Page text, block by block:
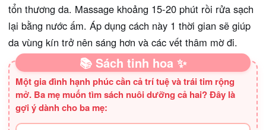
tổn thương da. Massage khoảng 15-20 phút rồi rửa sạch
lại bằng nước ấm. Áp dụng cách này 1 thời gian sẽ giúp
da vùng kín trở nên sáng hơn và các vết thâm mờ đi.
📚 Sách tinh hoa ✨
Một gia đình hạnh phúc cần cả trí tuệ và trái tim rộng
mở. Ba mẹ muốn tìm sách nuôi dưỡng cả hai? Đây là
gợi ý dành cho ba mẹ: